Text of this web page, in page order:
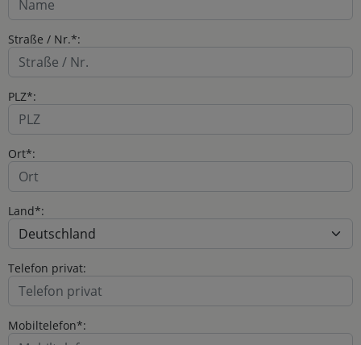
Straße / Nr.*:
PLZ*:
Ort*:
Land*:
Telefon privat:
Mobiltelefon*: